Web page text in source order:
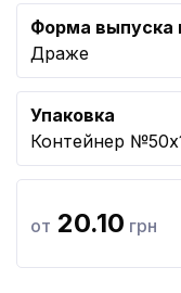
Форма выпуска
Драже
Упаковка
Контейнер
от 20.10 грн